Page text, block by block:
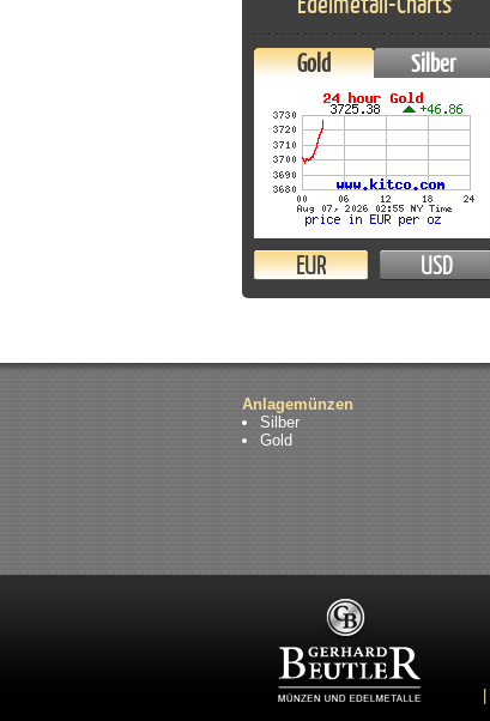
Gold Silber
EUR USD
Anlagemünzen
Silber
Gold
|